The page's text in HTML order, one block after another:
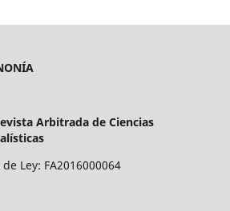
Arbitrada de Ciencias
Ley: FA2016000064